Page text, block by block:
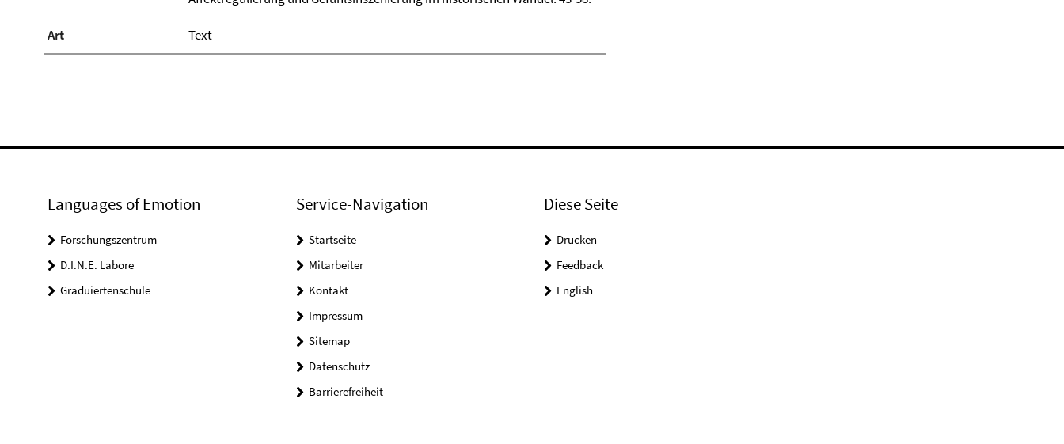
Art Text
Languages of Emotion
Forschungszentrum
D.I.N.E. Labore
Graduiertenschule
Service-Navigation
Startseite
Mitarbeiter
Kontakt
Impressum
Sitemap
Datenschutz
Barrierefreiheit
Diese Seite
Drucken
Feedback
English